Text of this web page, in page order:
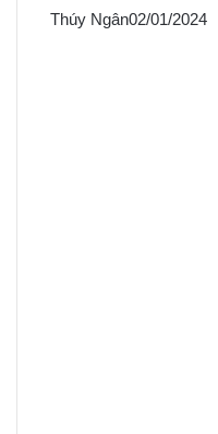
Thúy Ngân02/01/2024